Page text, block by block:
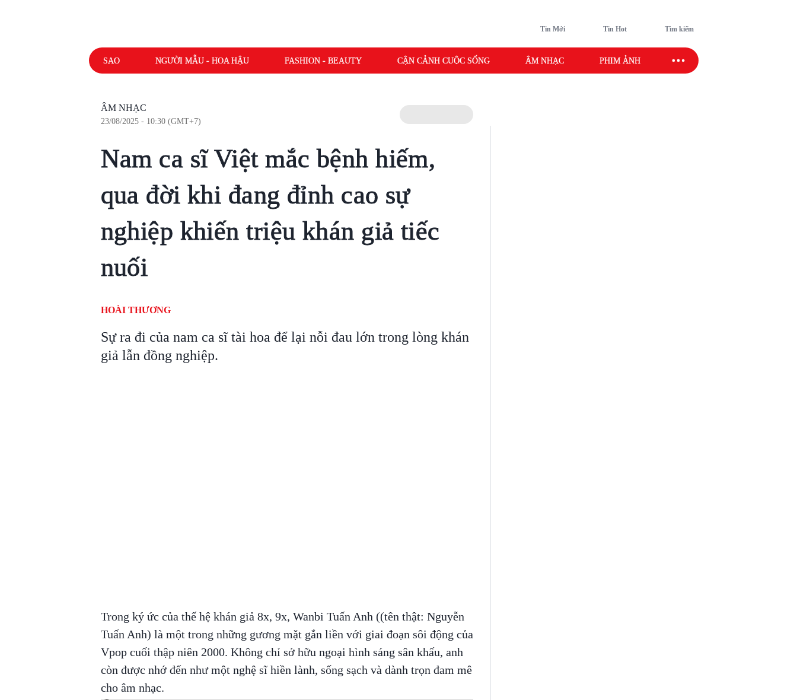
Tin Mới Tin Hot Tìm kiếm
SAO NGƯỜI MẪU - HOA HẬU FASHION - BEAUTY CẬN CẢNH CUỘC SỐNG ÂM NHẠC PHIM ẢNH SAO SPORT
ÂM NHẠC
23/08/2025 - 10:30 (GMT+7)
Nam ca sĩ Việt mắc bệnh hiếm,
qua đời khi đang đỉnh cao sự
nghiệp khiến triệu khán giả tiếc
nuối
HOÀI THƯƠNG
Sự ra đi của nam ca sĩ tài hoa để lại nỗi đau lớn trong lòng khán
giả lẫn đồng nghiệp.
Trong ký ức của thế hệ khán giả 8x, 9x, Wanbi Tuấn Anh ((tên thật: Nguyễn
Tuấn Anh) là một trong những gương mặt gắn liền với giai đoạn sôi động của
Vpop cuối thập niên 2000. Không chỉ sở hữu ngoại hình sáng sân khấu, anh
còn được nhớ đến như một nghệ sĩ hiền lành, sống sạch và dành trọn đam mê
cho âm nhạc.